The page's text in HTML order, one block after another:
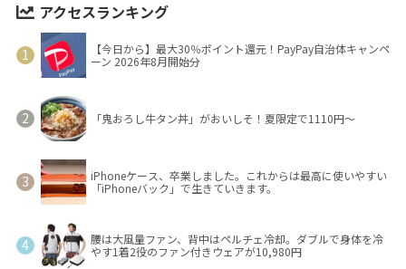
アクセスランキング
【今日から】最大30％ポイント還元！PayPay自治体キャンペ
ーン 2026年8月開始分
「鬼おろし牛タン丼」がおいしそ！夏限定で1110円～
iPhoneケース、卒業しました。これからは最高に使いやすい
「iPhoneバック」で生きていきます。
腰は大風量ファン、背中はペルチェ冷却。ダブルで身体を冷
やす1着2役のファン付きウェアが10,980円